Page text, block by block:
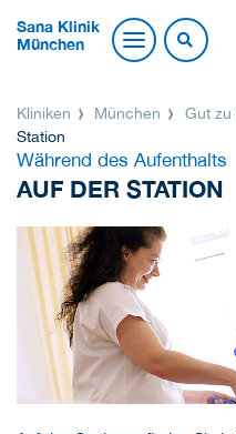
Sana Klinik
München
Kliniken München Gut zu
Station
Während des Aufenthalts
AUF DER STATION